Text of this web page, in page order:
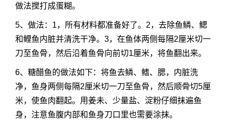
做法搅打成蛋糊。
5、做法：1，所有材料都准备好了。2，去除鱼鳞、鳃
和鲤鱼内脏并清洗干净。3，在鱼体两侧每隔2厘米切一
刀至鱼骨，然后沿着鱼骨向前切1厘米，将鱼翻出来。
6、糖醋鱼的做法如下：将鱼去鳞、鳍、腮，内脏洗
净，鱼身两侧每隔2厘米切一刀至鱼骨，然后顺骨切5厘
米，使鱼肉翻起。用姜未、少量盐、淀粉仔细抹遍鱼
身，注意鱼腹内部和鱼身刀口里也需要涂抹。